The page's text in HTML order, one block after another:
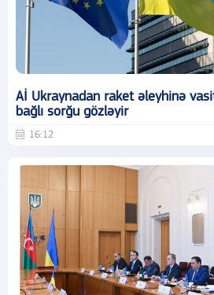
Aİ Ukraynadan raket əleyhinə
bağlı sorğu gözləyir
16:12